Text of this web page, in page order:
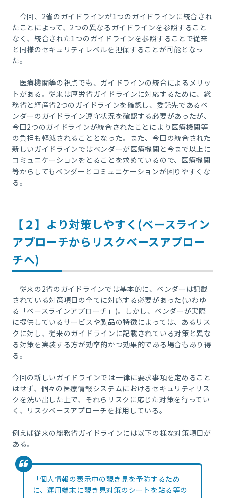
今回、 2省のガイドラインが1つのガイドラインに統合され
たことによって、 2つの異なるガイドラインを参照すること
なく、統合された1つのガイドラインを参照することで従来
と同様のセキュリティレベルを担保することが可能となっ
た。
医療機関等の視点でも、ガイドラインの統合によるメリッ
トがある。従来は厚労省ガイドラインに対応するために、総
務省と経産省2つのガイドラインを確認し、委託先であるベ
ンダーのガイドライン遵守状況を確認する必要があったが、
今回2つのガイドラインが統合されたことにより医療機関等
の負担も軽減されることとなった。また、今回の統合された
新しいガイドラインではベンダーが医療機関と今まで以上に
コミュニケーションをとることを求めているので、医療機関
等からしてもベンダーとコミュニケーションが図りやすくな
る。
【２】より対策しやすく (ベースライン
アプローチからリスクベースアプロー
チへ)
従来の 2省のガイドラインでは基本的に、ベンダーは記載
されている対策項目の全てに対応する必要があった(いわゆ
る「ベースラインアプローチ」 )。しかし、ベンダーが実際
に提供しているサービスや製品の特徴によっては、あるリス
クに対し、従来のガイドラインに記載されている対策と異な
る対策を実装する方が効率的かつ効果的である場合もあり得
る。
今回の新しいガイドラインでは一律に要求事項を定めること
はせず、個々の医療情報システムにおけるセキュリティリス
クを洗い出した上で、それらリスクに応じた対策を行ってい
く、リスクベースアプローチを採用している。
例えば従来の総務省ガイドラインには以下の様な対策項目が
ある。
「個人情報の表示中の覗き見を予防するため
に、運用端末に覗き見対策のシートを貼る等の